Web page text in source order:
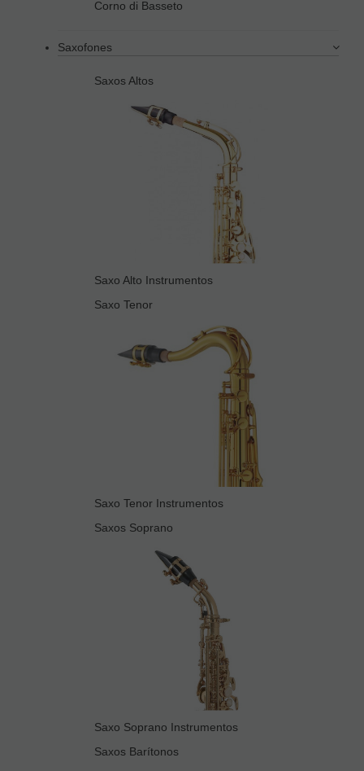
Corno di Basseto
Saxofones
Saxos Altos
Saxo Alto Instrumentos
Saxo Tenor
Saxo Tenor Instrumentos
Saxos Soprano
Saxo Soprano Instrumentos
Saxos Barítonos